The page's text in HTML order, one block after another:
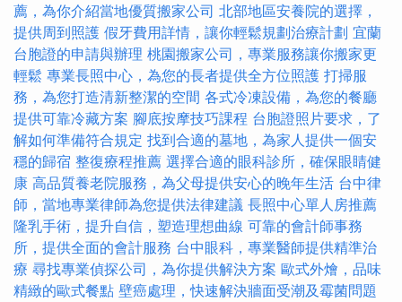
薦，為你介紹當地優質搬家公司 北部地區安養院的選擇，
提供周到照護 假牙費用詳情，讓你輕鬆規劃治療計劃 宜蘭
台胞證的申請與辦理 桃園搬家公司，專業服務讓你搬家更
輕鬆 專業長照中心，為您的長者提供全方位照護 打掃服
務，為您打造清新整潔的空間 各式冷凍設備，為您的餐廳
提供可靠冷藏方案 腳底按摩技巧課程 台胞證照片要求，了
解如何準備符合規定 找到合適的墓地，為家人提供一個安
穩的歸宿 整復療程推薦 選擇合適的眼科診所，確保眼睛健
康 高品質養老院服務，為父母提供安心的晚年生活 台中律
師，當地專業律師為您提供法律建議 長照中心單人房推薦
隆乳手術，提升自信，塑造理想曲線 可靠的會計師事務
所，提供全面的會計服務 台中眼科，專業醫師提供精準治
療 尋找專業偵探公司，為你提供解決方案 歐式外燴，品味
精緻的歐式餐點 壁癌處理，快速解決牆面受潮及霉菌問題